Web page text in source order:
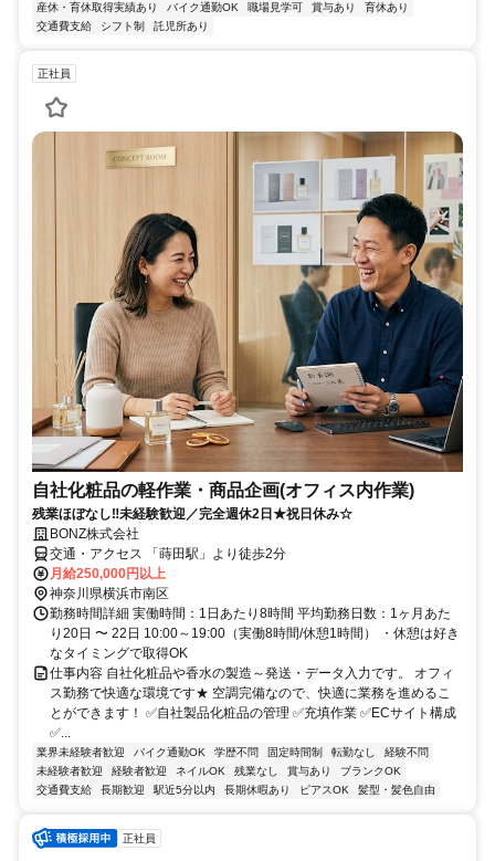
産休・育休取得実績あり バイク通勤OK 職場見学可 賞与あり
育休あり
交通費支給
シフト制 託児所あり
正社員
自社化粧品の軽作業・商品企画(オフィス内作業)
残業ほぼなし‼未経験歓迎／完全週休2日★祝日休み☆
BONZ株式会社
交通・アクセス 「蒔田駅」より徒歩2分
月給250,000円以上
神奈川県横浜市南区
勤務時間詳細 実働時間：1日あたり8時間 平均勤務日数：1ヶ月あた
り20日 〜 22日 10:00～19:00（実働8時間/休憩1時間） ・休憩は好き
なタイミングで取得OK
仕事内容 自社化粧品や香水の製造～発送・データ入力です。 オフィ
ス勤務で快適な環境です★ 空調完備なので、快適に業務を進めるこ
とができます！ ✅自社製品化粧品の管理 ✅充填作業 ✅ECサイト構成
✅...
業界未経験者歓迎 バイク通勤OK 学歴不問 固定時間制 転勤なし
経験不問
未経験者歓迎
経験者歓迎 ネイルOK 残業なし 賞与あり
ブランクOK
交通費支給
長期歓迎 駅近5分以内 長期休暇あり ピアスOK 髪型・髪色自由
正社員